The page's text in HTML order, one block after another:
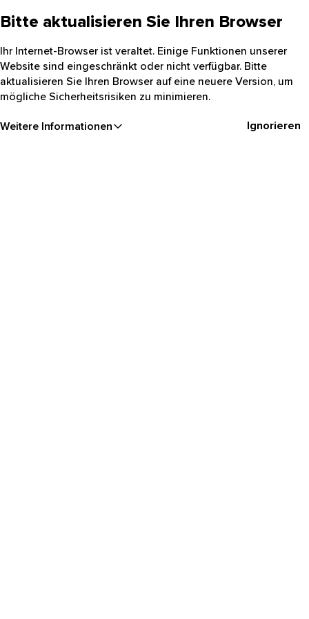
Bitte aktualisieren Sie Ihren Browser
Ihr Internet-Browser ist veraltet. Einige Funktionen unserer
Website sind eingeschränkt oder nicht verfügbar. Bitte
aktualisieren Sie Ihren Browser auf eine neuere Version, um
mögliche Sicherheitsrisiken zu minimieren.
Weitere Informationen Ignorieren